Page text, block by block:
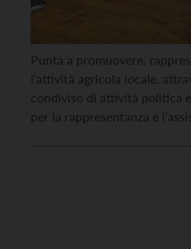
Punta a promuovere,
l’attività agricola locale,
condiviso di attività politica
per la rappresentanza e